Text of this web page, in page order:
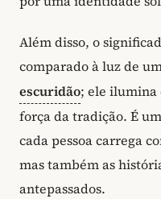
Além disso, o
comparado à luz de
escuridão; ele ilumina
força da tradição. É
cada pessoa carrega
mas também as
antepassados.